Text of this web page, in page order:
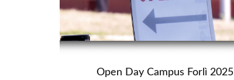
Open Day Campus Forlì 2025